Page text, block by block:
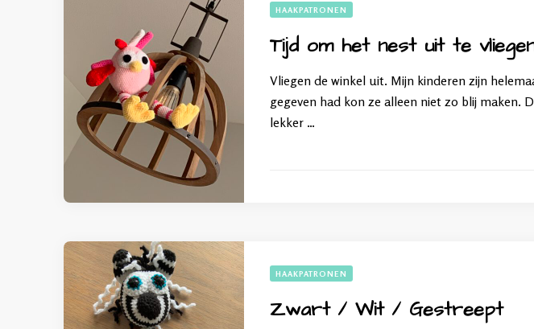
HAAKPATRONEN
Tijd om het nest uit te
Vliegen de winkel uit. Mijn kinderen zijn
gegeven had kon ze alleen niet zo blij maken.
lekker …
HAAKPATRONEN
Zwart / Wit / Gestreept